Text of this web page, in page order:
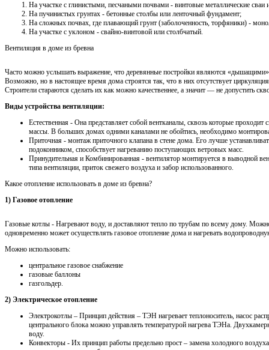
На участке с глинистыми, песчаными почвами - винтовые металлические
На пучинистых грунтах - бетонные столбы или ленточный фундамент;
На сложных почвах, где плавающий грунт (заболоченность, торфяники) -
На участке с уклоном - свайно-винтовой или столбчатый.
Вентиляция в доме из бревна
Часто можно услышать выражение, что деревянные постройки являются
Возможно, но в настоящее время дома строятся так, что в них отсутствует
Строители стараются сделать их как можно качественнее, а значит — не допустить
Виды устройства вентиляции:
Естественная - Она представляет собой вентканалы, сквозь которые
массы. В больших домах одними каналами не обойтись, необходимо
Приточная - монтаж приточного клапана в стене дома. Его лучше
подоконником, способствует нагреванию поступающих ветровых масс.
Принудительная и Комбинированная - вентилятор монтируется в выводной
типа вентиляции, приток свежего воздуха и забор использованного.
Какое отопление использовать в доме из бревна?
1) Газовое отопление
Газовые котлы - Нагревают воду, и доставляют тепло по трубам по всему дому.
одновременно может осуществлять газовое отопление дома и нагревать
Можно использовать:
центральное газовое снабжение
газовые баллоны
газгольдер.
2) Электрическое отопление
Электрокотлы – Принцип действия – ТЭН нагревает теплоноситель, насос
центрального блока можно управлять температурой нагрева ТЭНа.
воду.
Конвекторы - Их принцип работы предельно прост – замена холодного